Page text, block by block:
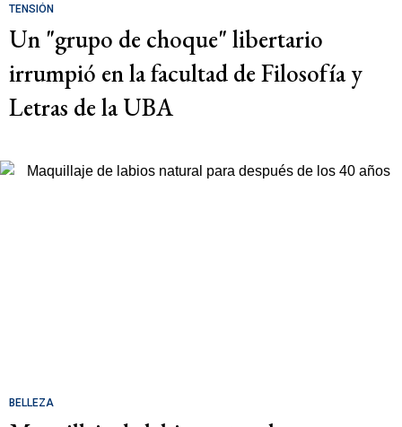
TENSIÓN
Un "grupo de choque" libertario
irrumpió en la facultad de Filosofía y
Letras de la UBA
BELLEZA